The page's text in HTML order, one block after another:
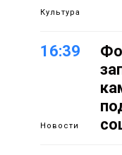
Культура
16:39
Новости